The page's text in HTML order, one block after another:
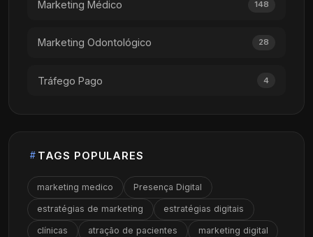
Marketing Médico 148
Marketing Odontológico 28
Tráfego Pago 4
TAGS POPULARES
marketing medico Presença Digital
estratégias de marketing estratégias digitais
clínicas atração de pacientes marketing digital